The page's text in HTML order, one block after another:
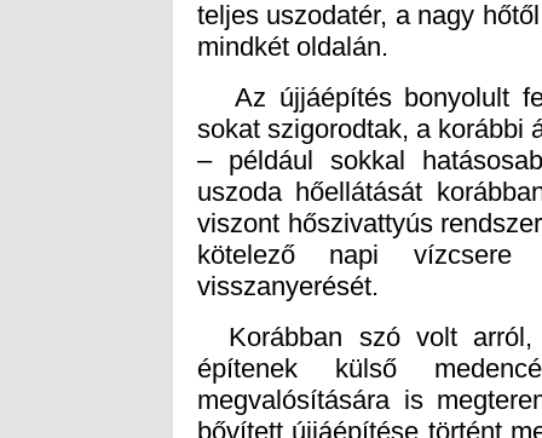
mindkét oldalán.
Az újjáépítés bonyolult
sokat szigorodtak, a
– például sokkal
uszoda hőellátását
viszont hőszivattyús
kötelező napi
visszanyerését.
Korábban szó volt arról,
építenek külső
megvalósítására is
bővített újjáépítése történt
a szaunateret, egész